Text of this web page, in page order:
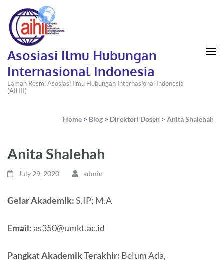
Asosiasi Ilmu Hubungan
Internasional Indonesia
Laman Resmi Asosiasi Ilmu Hubungan Internasional Indonesia
(AIHII)
Home > Blog > Direktori Dosen > Anita Shalehah
Anita Shalehah
July 29, 2020 admin
Gelar Akademik:S.IP; M.A
Email: as350@umkt.ac.id
Pangkat Akademik Terakhir: Belum Ada,